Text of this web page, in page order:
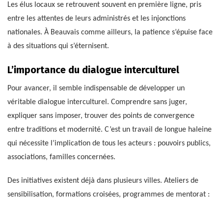
Les élus locaux se retrouvent souvent en première ligne, pris
entre les attentes de leurs administrés et les injonctions
nationales. À Beauvais comme ailleurs, la patience s’épuise face
à des situations qui s’éternisent.
L’importance du dialogue interculturel
Pour avancer, il semble indispensable de développer un
véritable dialogue interculturel. Comprendre sans juger,
expliquer sans imposer, trouver des points de convergence
entre traditions et modernité. C’est un travail de longue haleine
qui nécessite l’implication de tous les acteurs : pouvoirs publics,
associations, familles concernées.
Des initiatives existent déjà dans plusieurs villes. Ateliers de
sensibilisation, formations croisées, programmes de mentorat :